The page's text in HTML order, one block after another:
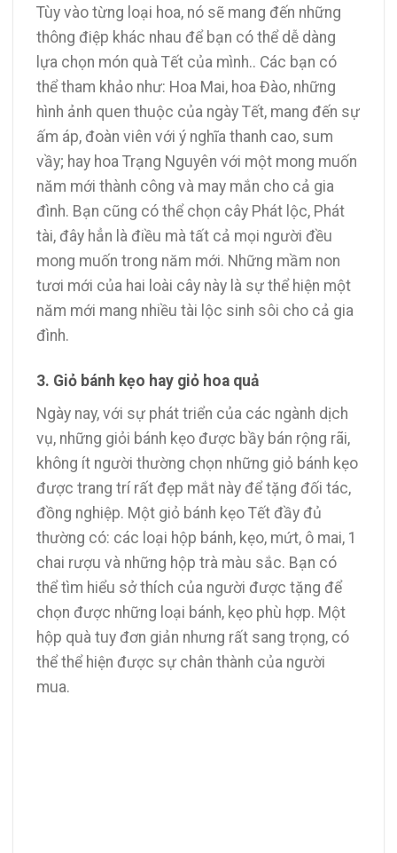
Tùy vào từng loại hoa, nó sẽ mang đến những
thông điệp khác nhau để bạn có thể dễ dàng
lựa chọn món quà Tết của mình.. Các bạn có
thể tham khảo như: Hoa Mai, hoa Đào, những
hình ảnh quen thuộc của ngày Tết, mang đến sự
ấm áp, đoàn viên với ý nghĩa thanh cao, sum
vầy; hay hoa Trạng Nguyên với một mong muốn
năm mới thành công và may mắn cho cả gia
đình. Bạn cũng có thể chọn cây Phát lộc, Phát
tài, đây hẳn là điều mà tất cả mọi người đều
mong muốn trong năm mới. Những mầm non
tươi mới của hai loài cây này là sự thể hiện một
năm mới mang nhiều tài lộc sinh sôi cho cả gia
đình.
3. Giỏ bánh kẹo hay giỏ hoa quả
Ngày nay, với sự phát triển của các ngành dịch
vụ, những giỏi bánh kẹo được bầy bán rộng rãi,
không ít người thường chọn những giỏ bánh kẹo
được trang trí rất đẹp mắt này để tặng đối tác,
đồng nghiệp. Một giỏ bánh kẹo Tết đầy đủ
thường có: các loại hộp bánh, kẹo, mứt, ô mai, 1
chai rượu và những hộp trà màu sắc. Bạn có
thể tìm hiểu sở thích của người được tặng để
chọn được những loại bánh, kẹo phù hợp. Một
hộp quà tuy đơn giản nhưng rất sang trọng, có
thể thể hiện được sự chân thành của người
mua.